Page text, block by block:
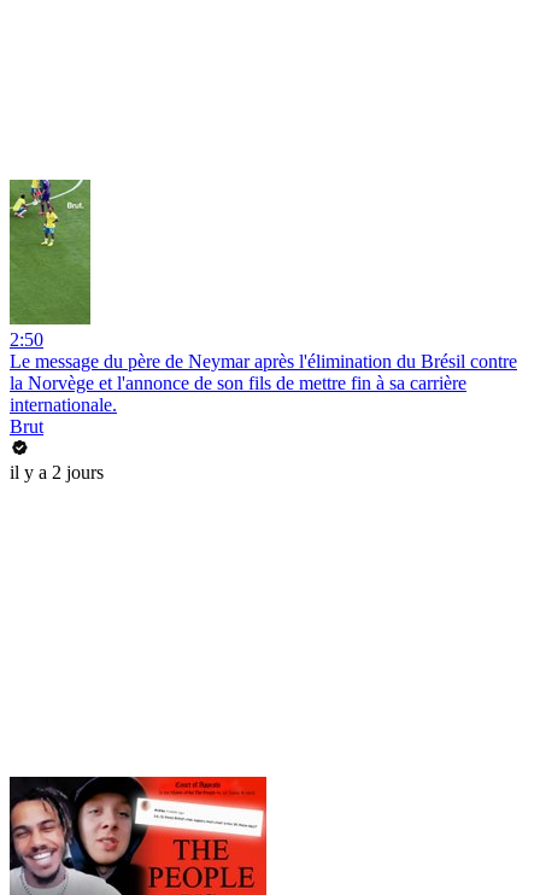
2:50
Le message du père de Neymar après l'élimination du Brésil contre
la Norvège et l'annonce de son fils de mettre fin à sa carrière
internationale.
Brut
il y a 2 jours